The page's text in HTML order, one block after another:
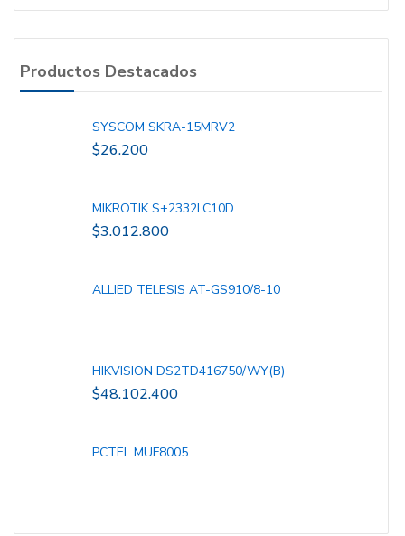
Productos Destacados
SYSCOM SKRA-15MRV2
$26.200
MIKROTIK S+2332LC10D
$3.012.800
ALLIED TELESIS AT-GS910/8-10
HIKVISION DS2TD416750/WY(B)
$48.102.400
PCTEL MUF8005